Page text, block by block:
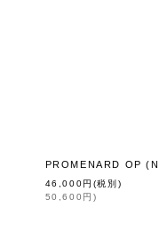
PROMENARD OP
46,000円 (税別)
50,600 円 )